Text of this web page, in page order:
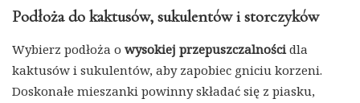
Podłoża do kaktusów, sukulentów i storczyków
Wybierz podłoża o wysokiej przepuszczalnościdla
kaktusów i sukulentów, aby zapobiec gniciu korzeni.
Doskonałe mieszanki powinny składać się z piasku,